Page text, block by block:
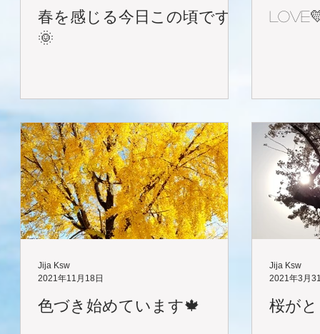
春を感じる今日この頃です
🌞
色づき始めています🍁
Jija Ksw
2021年11月18日
桜が
Jija Ksw
2021年3月